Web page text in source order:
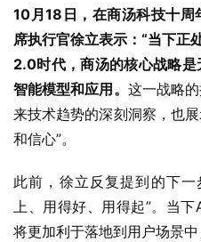
10月18日，在商汤科技十周
席执行官徐立表示：“当下正
2.0时代，商汤的核心战略
智能模型和应用。 这一战略
来技术趋势的深刻洞察，也
和信心”。
此前，徐立反复提到的下
上、用得好、用得起”。当
将更加利于落地到用户场景中